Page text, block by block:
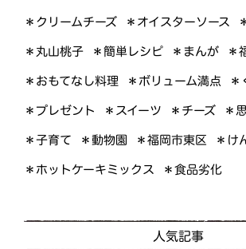
＊クリームチーズ ＊オイスターソース
＊丸山桃子 ＊簡単レシピ ＊まんが ＊
＊おもてなし料理 ＊ボリューム満点 ＊
＊プレゼント ＊スイーツ ＊チーズ ＊
＊子育て ＊動物園 ＊福岡市東区 ＊け
＊ホットケーキミックス ＊食品劣化
人気記事